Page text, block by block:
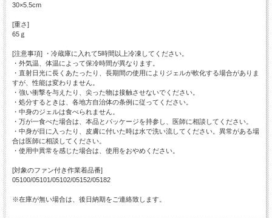
30×5.5cm
[重さ]
65ｇ
[注意事項] ・冷蔵庫に入れて5時間以上冷凍してください。
・外気温、体温によって保冷時間が異なります。
・直射日光に長くあたったり、長期間の使用によりジェルが軟化する場合がありま
すが、性能は変わりません。
・強い衝撃を与えたり、尖った物は接触させないでください。
・処分するときは、各地方自治体の条例に従ってください。
・中身のジェルは食べられません。
・万が一食べた場合は、本品とパッケージを持参し、医師に相談してください。
・中身が目に入ったり、皮膚に付いた時は水で洗い流してください。異常がある場
合は医師に相談してください。
・使用中異常を感じた場合は、使用をおやめください。
[対象のファン付き作業着品番]
05100/05101/05102/05152/05182
※在庫が無い場合は、後日納期をご連絡致します。